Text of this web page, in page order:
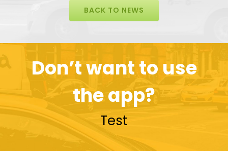
BACK TO NEWS
Don’t want to use
the app?
Test